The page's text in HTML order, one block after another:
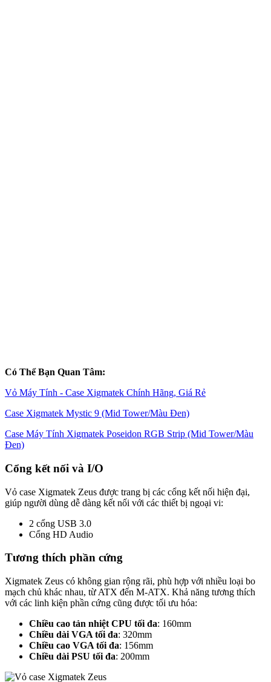
Có Thể Bạn Quan Tâm:
Vỏ Máy Tính - Case Xigmatek Chính Hãng, Giá Rẻ
Case Xigmatek Mystic 9 (Mid Tower/Màu Đen)
Case Máy Tính Xigmatek Poseidon RGB Strip (Mid Tower/Màu
Đen)
Cổng kết nối và I/O
Vỏ case Xigmatek Zeus được trang bị các cổng kết nối hiện đại,
giúp người dùng dễ dàng kết nối với các thiết bị ngoại vi:
2 cổng USB 3.0
Cổng HD Audio
Tương thích phần cứng
Xigmatek Zeus có không gian rộng rãi, phù hợp với nhiều loại bo
mạch chủ khác nhau, từ ATX đến M-ATX. Khả năng tương thích
với các linh kiện phần cứng cũng được tối ưu hóa:
Chiều cao tản nhiệt CPU tối đa: 160mm
Chiều dài VGA tối đa: 320mm
Chiều cao VGA tối đa: 156mm
Chiều dài PSU tối đa: 200mm